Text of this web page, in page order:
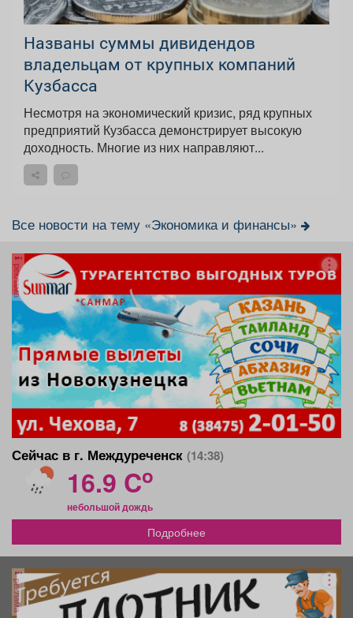
Названы суммы дивидендов
владельцам от крупных компаний
Кузбасса
Несмотря на экономический кризис, ряд крупных
предприятий Кузбасса демонстрирует высокую
доходность. Многие из них направляют...
Все новости на тему «Экономика и финансы»
реклама
Сейчас в г. Междуреченск (14:38)
16.9 Co
небольшой дождь
Подробнее
реклама